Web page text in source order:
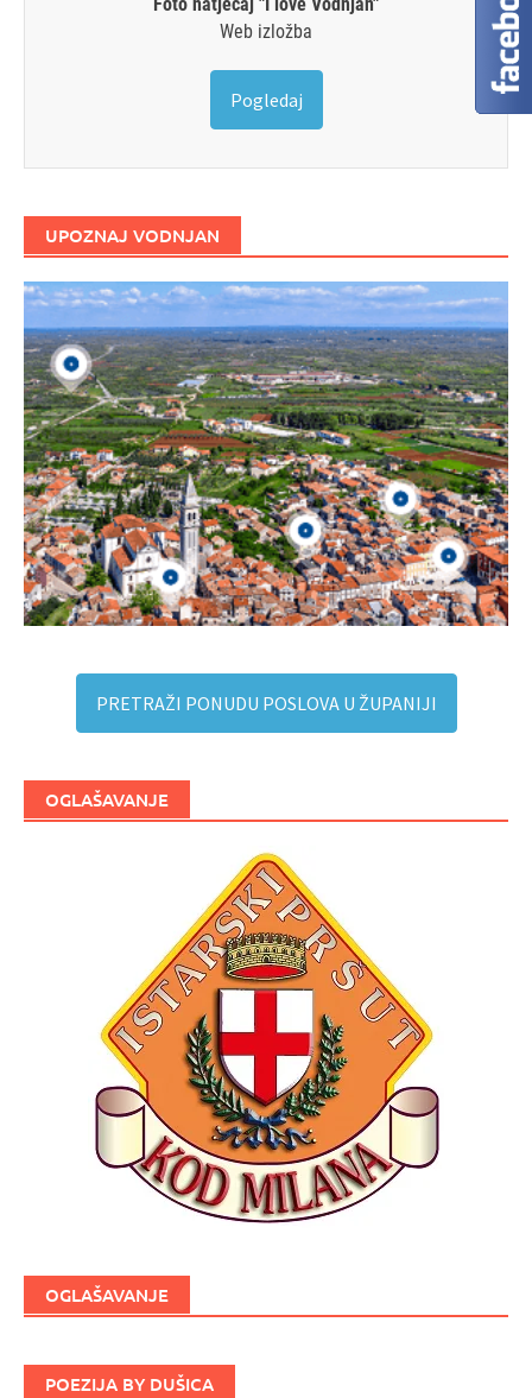
Web izložba
Pogledaj
UPOZNAJ VODNJAN
PRETRAŽI PONUDU POSLOVA U ŽUPANIJI
OGLAŠAVANJE
OGLAŠAVANJE
POEZIJA BY DUŠICA